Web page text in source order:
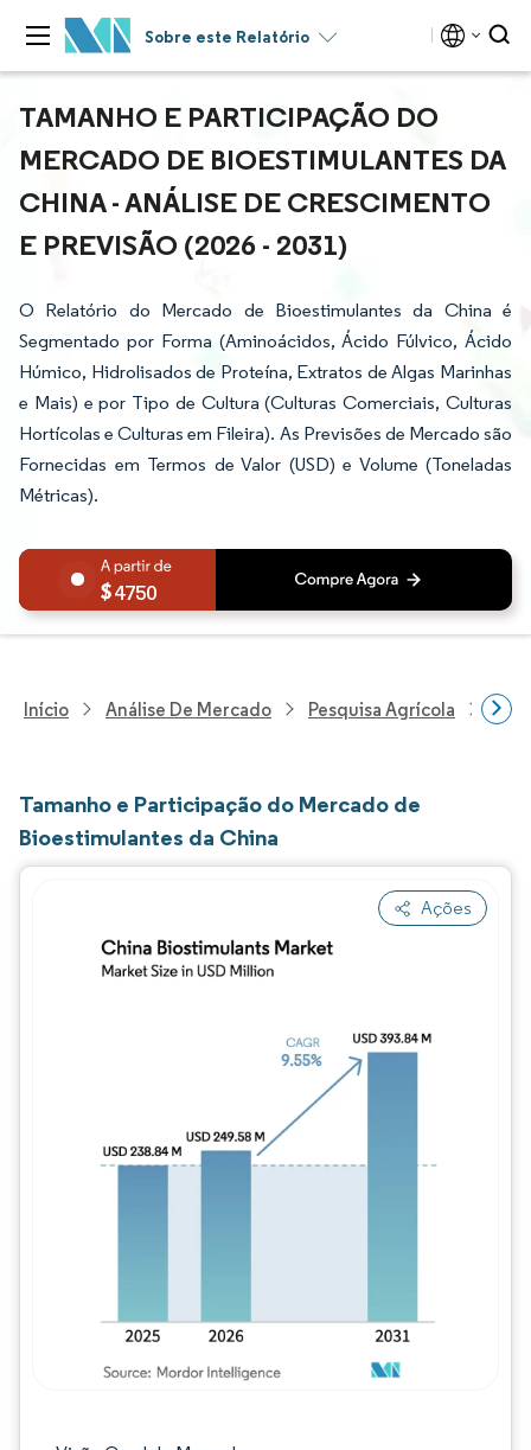
Sobre este Relatório
TAMANHO E PARTICIPAÇÃO DO
MERCADO DE BIOESTIMULANTES DA
CHINA - ANÁLISE DE CRESCIMENTO
E PREVISÃO (2026 - 2031)
O Relatório do Mercado de Bioestimulantes da China é
Segmentado por Forma (Aminoácidos, Ácido Fúlvico, Ácido
Húmico, Hidrolisados de Proteína, Extratos de Algas Marinhas
e Mais) e por Tipo de Cultura (Culturas Comerciais, Culturas
Hortícolas e Culturas em Fileira). As Previsões de Mercado são
Fornecidas em Termos de Valor (USD) e Volume (Toneladas
Métricas).
4750
Início Análise De Mercado Pesquisa Agrícola
Tamanho e Participação do Mercado de
Bioestimulantes da China
Ações